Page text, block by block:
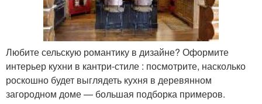
Любите сельскую романтику в дизайне? Оформите
интерьер кухни в кантри-стиле : посмотрите, насколько
роскошно будет выглядеть кухня в деревянном
загородном доме — большая подборка примеров.